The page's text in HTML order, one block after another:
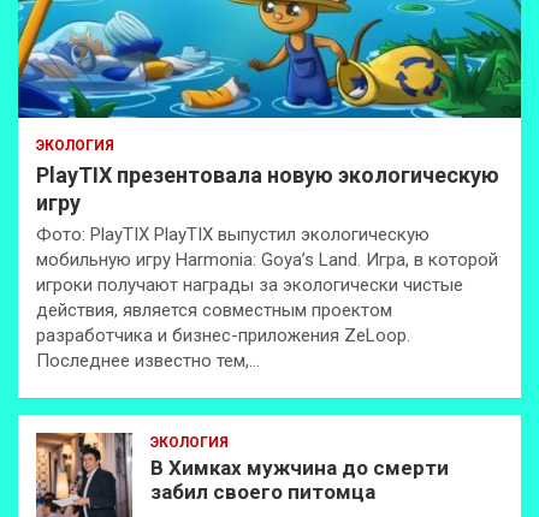
ЭКОЛОГИЯ
PlayTIX презентовала новую экологическую
игру
Фото: PlayTIX PlayTIX выпустил экологическую
мобильную игру Harmonia: Goya’s Land. Игра, в которой
игроки получают награды за экологически чистые
действия, является совместным проектом
разработчика и бизнес-приложения ZeLoop.
Последнее известно тем,…
ЭКОЛОГИЯ
В Химках мужчина до смерти
забил своего питомца